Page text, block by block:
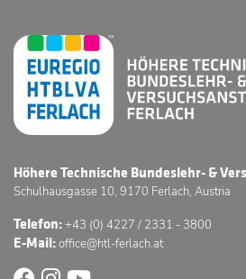
Höhere Technische Bundeslehr- &
Schulhausgasse 10, 9170 Ferlach, Austria
Telefon:+43 (0) 4227 / 2331 - 3800
E-Mail:office@htl-ferlach.at